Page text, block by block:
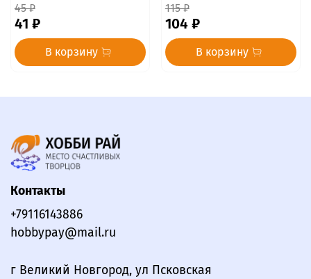
45 ₽
41 ₽
В корзину
115 ₽
104 ₽
В корзину
Контакты
+79116143886
hobbypay@mail.ru
г Великий Новгород, ул Псковская